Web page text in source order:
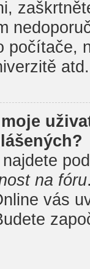
počítače,
atd.
na fóru
vás